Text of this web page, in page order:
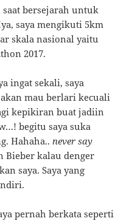
saat bersejarah untuk
saya mengikuti 5km
skala nasional yaitu
2017.
ingat sekali, saya
mau berlari kecuali
kepikiran buat jadiin
begitu saya suka
Hahaha..never say
Bieber kalau denger
saya. Saya yang
pernah berkata seperti